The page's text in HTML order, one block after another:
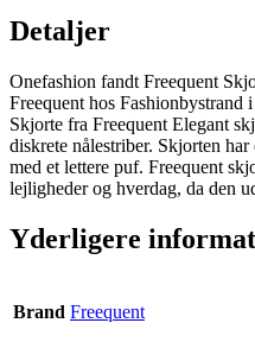
Detaljer
Onefashion fandt Freequent
Freequent hos Fashionbystrand
Skjorte fra Freequent Elegant
diskrete nålestriber. Skjorten
med et lettere puf. Freequent
lejligheder og hverdag, da den
Yderligere
Brand Freequent